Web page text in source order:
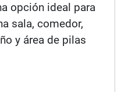
opción ideal para
sala, comedor,
y área de pilas